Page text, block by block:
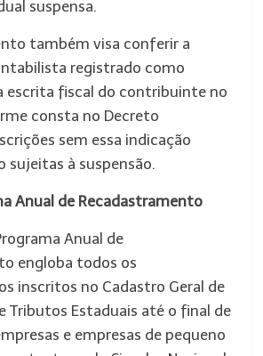
suspensa.
também visa conferir a
registrado como
escrita fiscal do contribuinte no
consta no Decreto
sem essa indicação
sujeitas à suspensão.
Anual de Recadastramento
Anual de
engloba todos os
inscritos no Cadastro Geral de
Tributos Estaduais até o final de
e empresas de pequeno